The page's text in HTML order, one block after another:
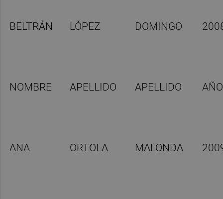
BELTRÁN LÓPEZ DOMINGO
NOMBRE APELLIDO APELLIDO AÑO
ANA ORTOLA MALONDA